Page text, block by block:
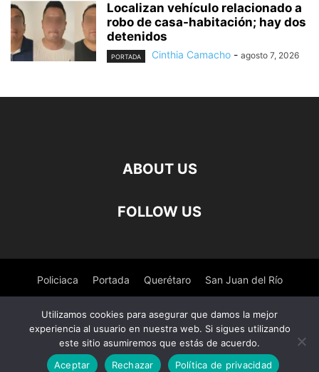
Localizan vehículo relacionado a
robo de casa-habitación; hay dos
detenidos
PORTADA Cinthia Camacho - agosto 7, 2026
ABOUT US
FOLLOW US
Policiaca Portada Querétaro San Juan del Río
Nacional Salud
© ©Derechos Reservados El Observador de Queretaro
Utilizamos cookies para asegurar que damos la mejor
experiencia al usuario en nuestra web. Si sigues utilizando
este sitio asumiremos que estás de acuerdo.
Aceptar
Rechazar Política de privacidad